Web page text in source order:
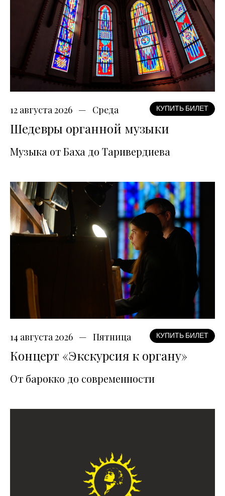
12 августа 2026 Среда КУПИТЬ БИЛЕТ
Шедевры органной музыки
Музыка от Баха до Таривердиева
14 августа 2026 Пятница КУПИТЬ БИЛЕТ
Концерт «Экскурсия к органу»
От барокко до современности